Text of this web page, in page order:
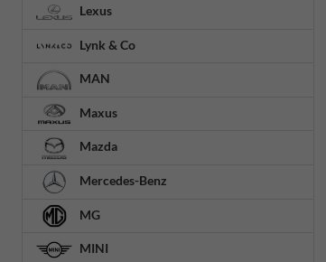
Lexus
Lynk & Co
MAN
Maxus
Mazda
Mercedes-Benz
MG
MINI